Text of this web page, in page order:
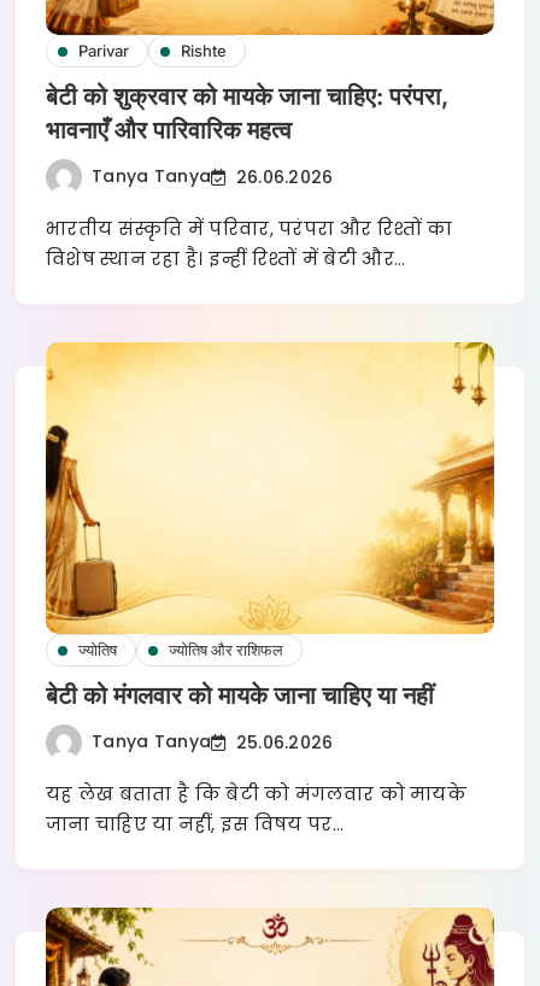
Parivar Rishte
बेटी को शुक्रवार को मायके जाना चाहिए: परंपरा,
भावनाएँ और पारिवारिक महत्व
Tanya Tanya 26.06.2026
भारतीय संस्कृति में परिवार, परंपरा और रिश्तों का
विशेष स्थान रहा है। इन्हीं रिश्तों में बेटी और…
ज्योतिष ज्योतिष और राशिफल
बेटी को मंगलवार को मायके जाना चाहिए या नहीं
Tanya Tanya 25.06.2026
यह लेख बताता है कि बेटी को मंगलवार को मायके
जाना चाहिए या नहीं, इस विषय पर…